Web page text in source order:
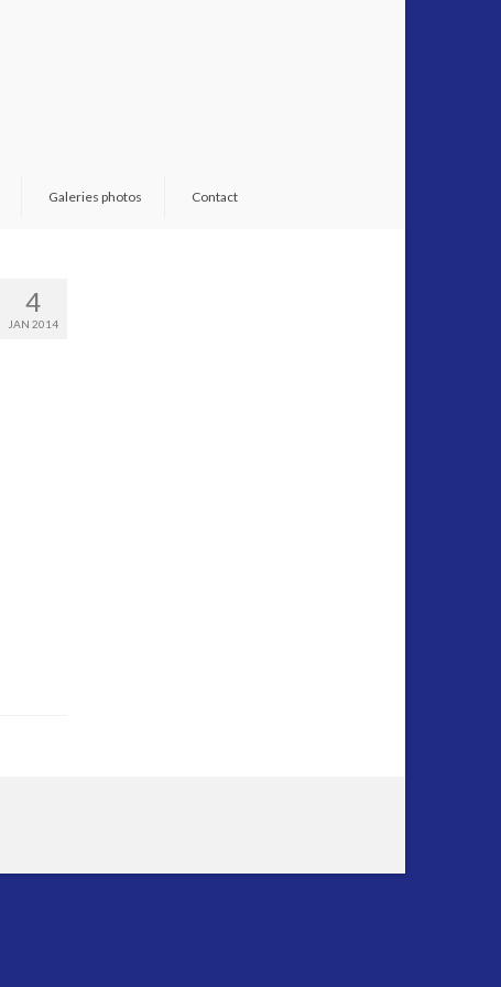
Galeries photos Contact
4
JAN 2014